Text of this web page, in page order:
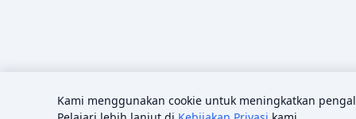
Kami menggunakan cookie untuk meningkatkan